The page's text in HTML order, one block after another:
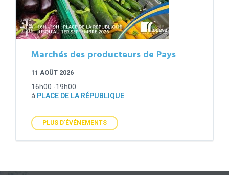
Marchés des producteurs de Pays
11 AOÛT 2026
16h00 -19h00
à PLACE DE LA RÉPUBLIQUE
PLUS D'ÉVÉNEMENTS